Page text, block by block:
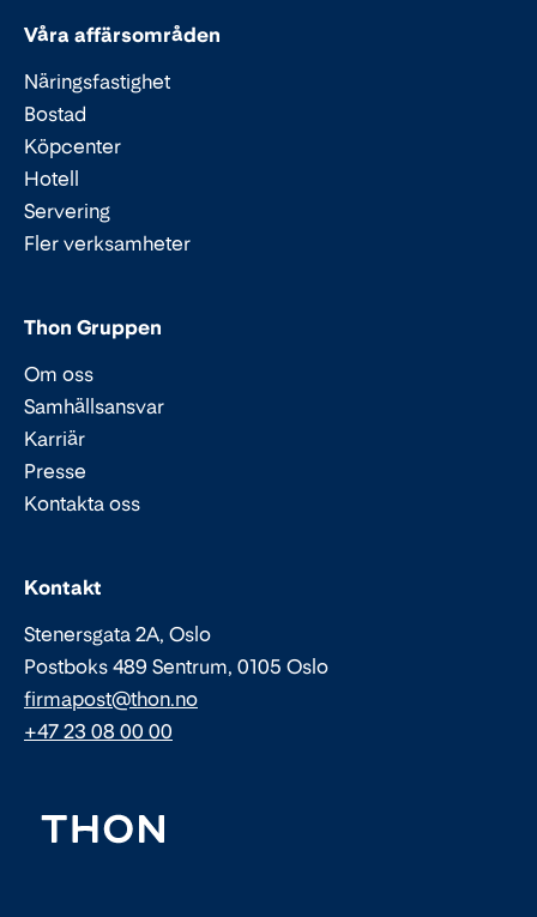
Våra affärsområden
Näringsfastighet
Bostad
Köpcenter
Hotell
Servering
Fler verksamheter
Thon Gruppen
Om oss
Samhällsansvar
Karriär
Presse
Kontakta oss
Kontakt
Stenersgata 2A, Oslo
Postboks 489 Sentrum, 0105 Oslo
Epost:
firmapost@thon.no
Telefon:
+47 23 08 00 00